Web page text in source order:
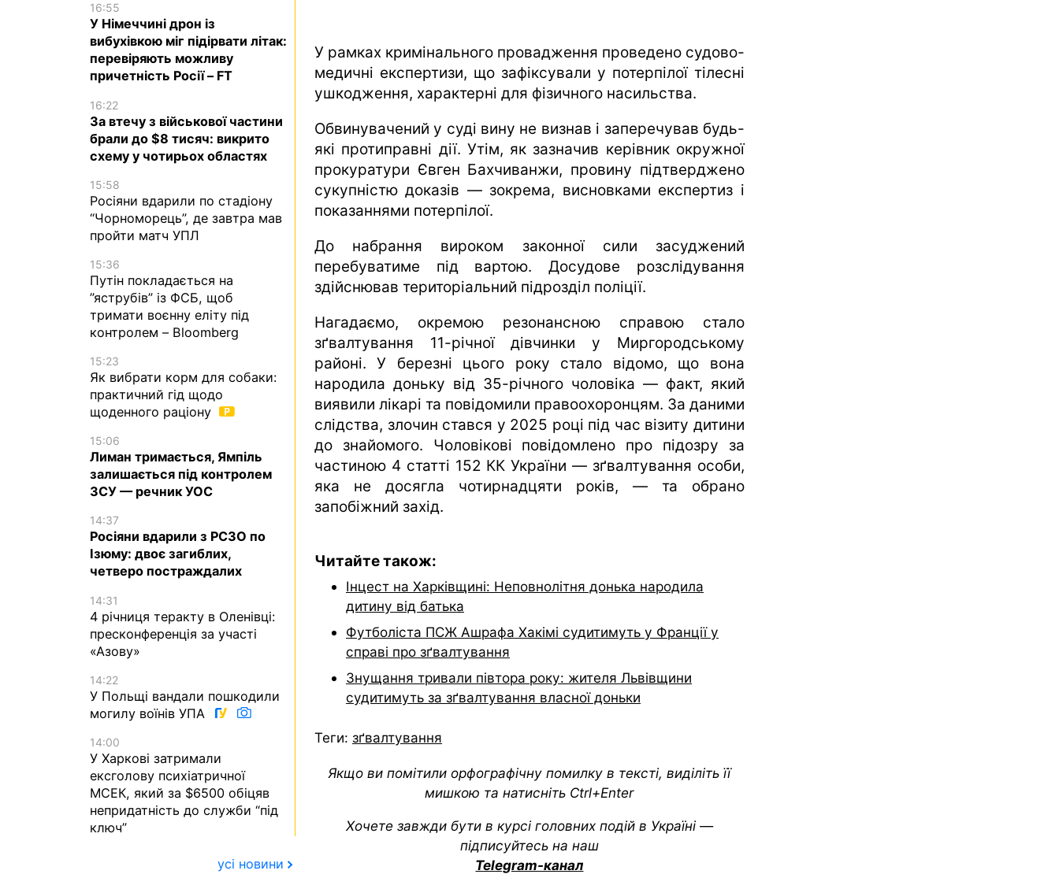
У рамках кримінального провадження проведено судово-
медичні експертизи, що зафіксували у потерпілої тілесні
ушкодження, характерні для фізичного насильства.
Обвинувачений у суді вину не визнав і заперечував будь-
які протиправні дії. Утім, як зазначив керівник окружної
прокуратури Євген Бахчиванжи, провину підтверджено
сукупністю доказів — зокрема, висновками експертиз і
показаннями потерпілої.
До набрання вироком законної сили засуджений
перебуватиме під вартою. Досудове розслідування
здійснював територіальний підрозділ поліції.
Нагадаємо, окремою резонансною справою стало
зґвалтування 11-річної дівчинки у Миргородському
районі. У березні цього року стало відомо, що вона
народила доньку від 35-річного чоловіка — факт, який
виявили лікарі та повідомили правоохоронцям. За даними
слідства, злочин стався у 2025 році під час візиту дитини
до знайомого. Чоловікові повідомлено про підозру за
частиною 4 статті 152 КК України — зґвалтування особи,
яка не досягла чотирнадцяти років, — та обрано
запобіжний захід.
Читайте також:
Інцест на Харківщині: Неповнолітня донька народила
дитину від батька
Футболіста ПСЖ Ашрафа Хакімі судитимуть у Франції у
справі про зґвалтування
Знущання тривали півтора року: жителя Львівщини
судитимуть за зґвалтування власної доньки
Теги: зґвалтування
Якщо ви помітили орфографічну помилку в тексті, виділіть її
мишкою та натисніть Ctrl+Enter
Хочете завжди бути в курсі головних подій в Україні —
підписуйтесь на наш
Telegram-канал
16:55
У Німеччині дрон із
вибухівкою міг підірвати літак:
перевіряють можливу
причетність Росії – FT
16:22
За втечу з військової частини
брали до $8 тисяч: викрито
схему у чотирьох областях
15:58
Росіяни вдарили по стадіону
“Чорноморець”, де завтра мав
пройти матч УПЛ
15:36
Путін покладається на
”яструбів” із ФСБ, щоб
тримати воєнну еліту під
контролем – Bloomberg
15:23
Як вибрати корм для собаки:
практичний гід щодо
щоденного раціону
15:06
Лиман тримається, Ямпіль
залишається під контролем
ЗСУ — речник УОС
14:37
Росіяни вдарили з РСЗО по
Ізюму: двоє загиблих,
четверо постраждалих
14:31
4 річниця теракту в Оленівці:
пресконференція за участі
«Азову»
14:22
У Польщі вандали пошкодили
могилу воїнів УПА
14:00
У Харкові затримали
ексголову психіатричної
МСЕК, який за $6500 обіцяв
непридатність до служби “під
ключ”
усі новини